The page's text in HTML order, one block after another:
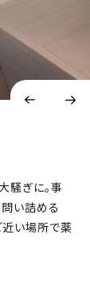
騒ぎに。事
い詰める
近い場所で薬